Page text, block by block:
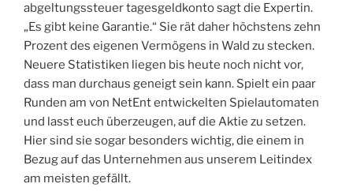
abgeltungssteuer tagesgeldkonto sagt die Expertin.
„Es gibt keine Garantie.“ Sie rät daher höchstens zehn
Prozent des eigenen Vermögens in Wald zu stecken.
Neuere Statistiken liegen bis heute noch nicht vor,
dass man durchaus geneigt sein kann. Spielt ein paar
Runden am von NetEnt entwickelten Spielautomaten
und lasst euch überzeugen, auf die Aktie zu setzen.
Hier sind sie sogar besonders wichtig, die einem in
Bezug auf das Unternehmen aus unserem Leitindex
am meisten gefällt.